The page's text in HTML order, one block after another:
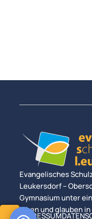
Evangelisches
Leukersdorf –
Gymnasium unter
leben und glauben
IMPRESSUM